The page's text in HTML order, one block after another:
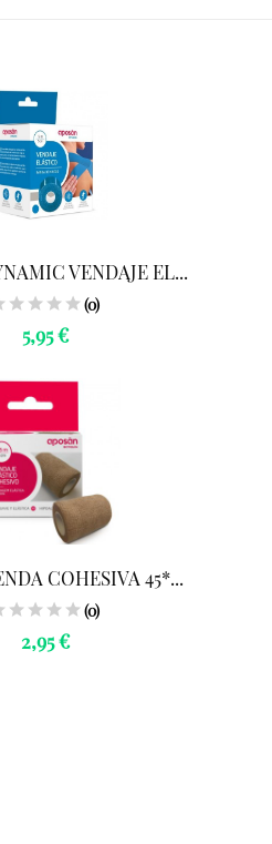
VENDAJE EL...
(0)
5,95 €
COHESIVA 45*...
(0)
2,95 €